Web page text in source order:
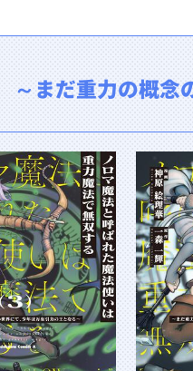
まだ重力の概念